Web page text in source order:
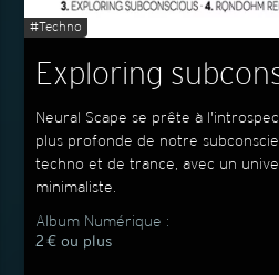
#Techno
Exploring
Neural Scape se prête à
plus profonde de notre
techno et de trance, avec un
minimaliste.
Album Numérique :
2 € ou plus